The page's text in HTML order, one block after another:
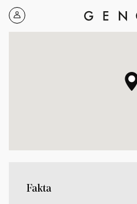
Genova
Property
Fakta